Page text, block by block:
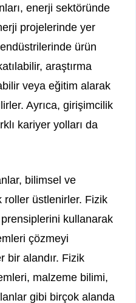
enerji sektöründe
projelerinde yer
ürün
araştırma
veya eğitim alarak
Ayrıca, girişimcilik
kariyer yolları da
bilimsel ve
roller üstlenirler. Fizik
kullanarak
çözmeyi
bir alandır. Fizik
malzeme bilimi,
gibi birçok alanda